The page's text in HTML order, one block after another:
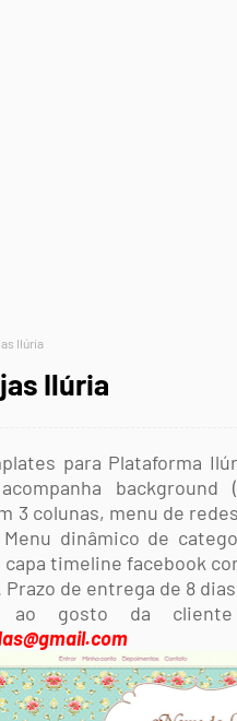
Ilúria
Ilúria
para Plataforma
3 colunas, menu de
dinâmico de
capa timeline facebook
de entrega de 8
ao gosto da